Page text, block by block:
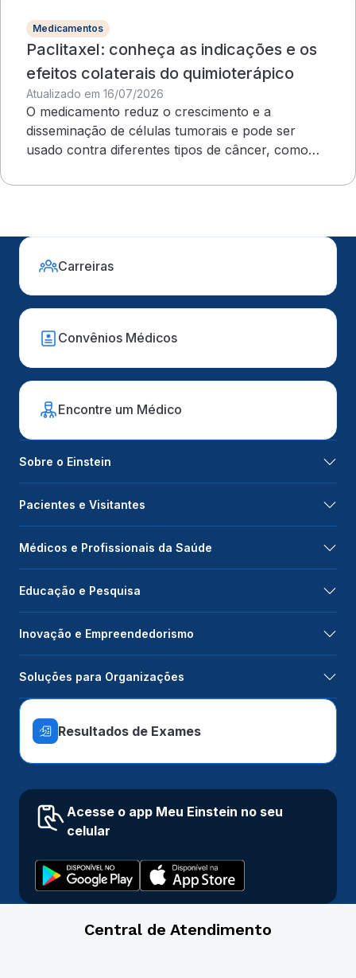
Medicamentos
Paclitaxel: conheça as indicações e os
efeitos colaterais do quimioterápico
Atualizado em 16/07/2026
O medicamento reduz o crescimento e a
disseminação de células tumorais e pode ser
usado contra diferentes tipos de câncer, como
Carreiras
Convênios Médicos
Encontre um Médico
Sobre o Einstein
Pacientes e Visitantes
Médicos e Profissionais da Saúde
Educação e Pesquisa
Inovação e Empreendedorismo
Soluções para Organizações
Resultados de Exames
Acesse o app Meu Einstein no seu
celular
Central de Atendimento